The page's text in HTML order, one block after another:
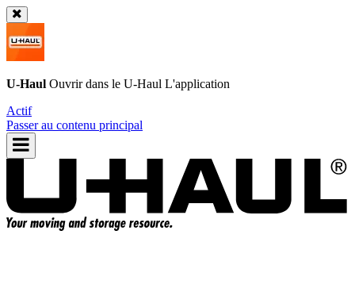
U-Haul Ouvrir dans le U-Haul L'application
Actif
Passer au contenu principal